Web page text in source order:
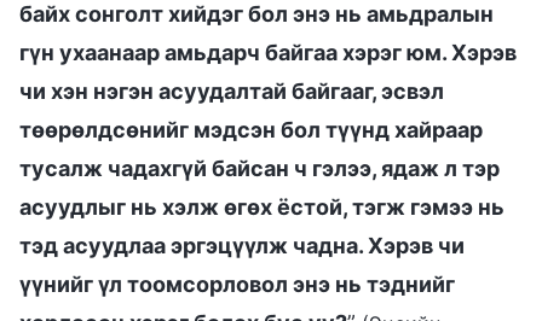
байх сонголт хийдэг бол энэ нь амьдралын
гүн ухаанаар амьдарч байгаа хэрэг юм. Хэрэв
чи хэн нэгэн асуудалтай байгааг, эсвэл
төөрөлдсөнийг мэдсэн бол түүнд хайраар
тусалж чадахгүй байсан ч гэлээ, ядаж л тэр
асуудлыг нь хэлж өгөх ёстой, тэгж гэмээ нь
тэд асуудлаа эргэцүүлж чадна. Хэрэв чи
үүнийг үл тоомсорловол энэ нь тэднийг